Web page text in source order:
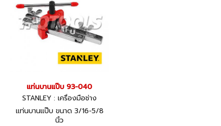
แท่นบานแป๊บ 93-040
STANLEY : เครื่องมือช่าง
แท่นบานแป๊บ ขนาด 3/16-5/8
นิ้ว